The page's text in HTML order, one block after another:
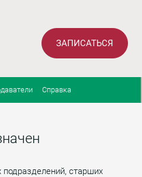
ЗАПИСАТЬСЯ
Справка
подразделений, старших